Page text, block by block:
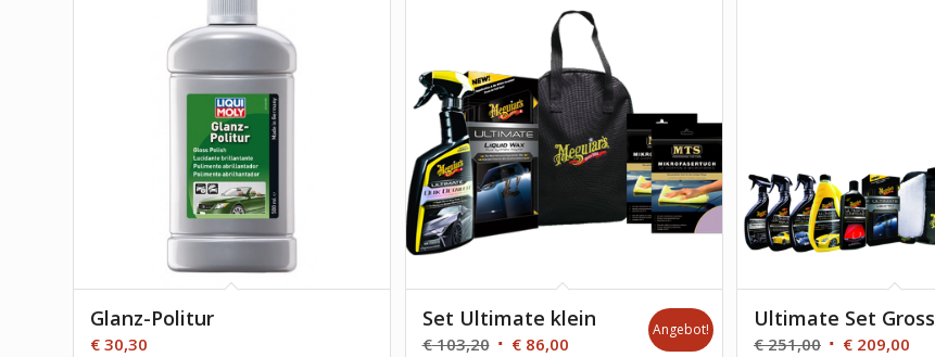
Glanz-Politur
€ 30,30
Set Ultimate klein
€103,20 €86,00
Angebot! Ultimate Set Gross
€251,00 € 209,00